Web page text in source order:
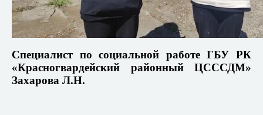
Специалист по социальной работе ГБУ РК
«Красногвардейский районный ЦСССДМ»
Захарова Л.Н.